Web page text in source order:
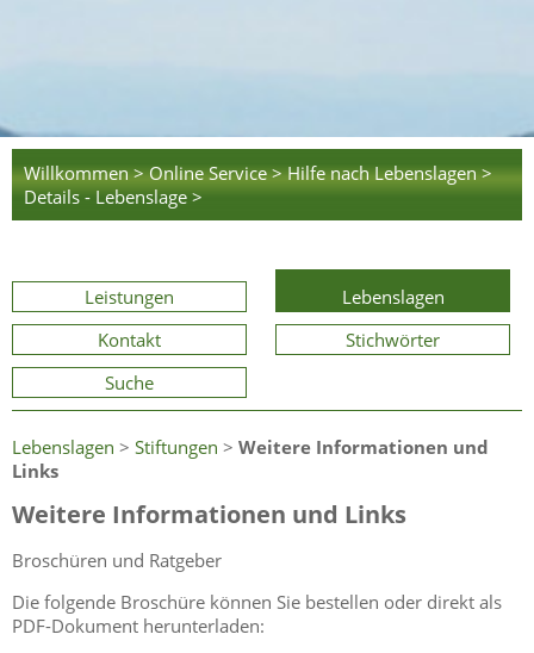
Willkommen > Online Service > Hilfe nach Lebenslagen >
Details - Lebenslage >
Leistungen
Lebenslagen
Kontakt
Stichwörter
Suche
Lebenslagen > Stiftungen > Weitere Informationen und
Links
Weitere Informationen und Links
Broschüren und Ratgeber
Die folgende Broschüre können Sie bestellen oder direkt als
PDF-Dokument herunterladen: